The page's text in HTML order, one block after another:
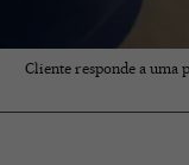
Cliente responde a uma